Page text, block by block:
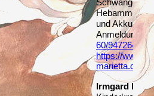
und
Anmeldung:
01
60/94726413
https://
marietta.de
Irmgard Neu: